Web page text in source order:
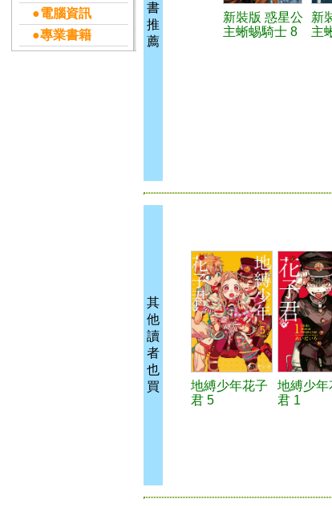
●電腦資訊
●專業書籍
書
推
薦
新裝版 惑星公
主蜥蜴騎士 8
新
主
其
他
讀
者
也
買
地縛少年花子
君 5
地縛少年
君 1